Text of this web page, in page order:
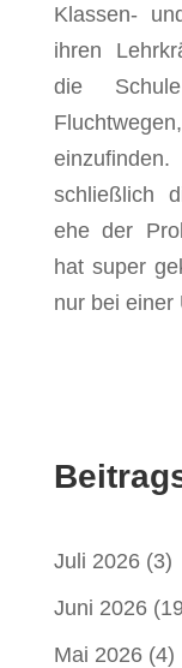
Klassen-
ihren
die
schließlich
ehe der
hat super
nur bei einer
Juli 2026(3)
Juni 2026
Mai 2026(4)